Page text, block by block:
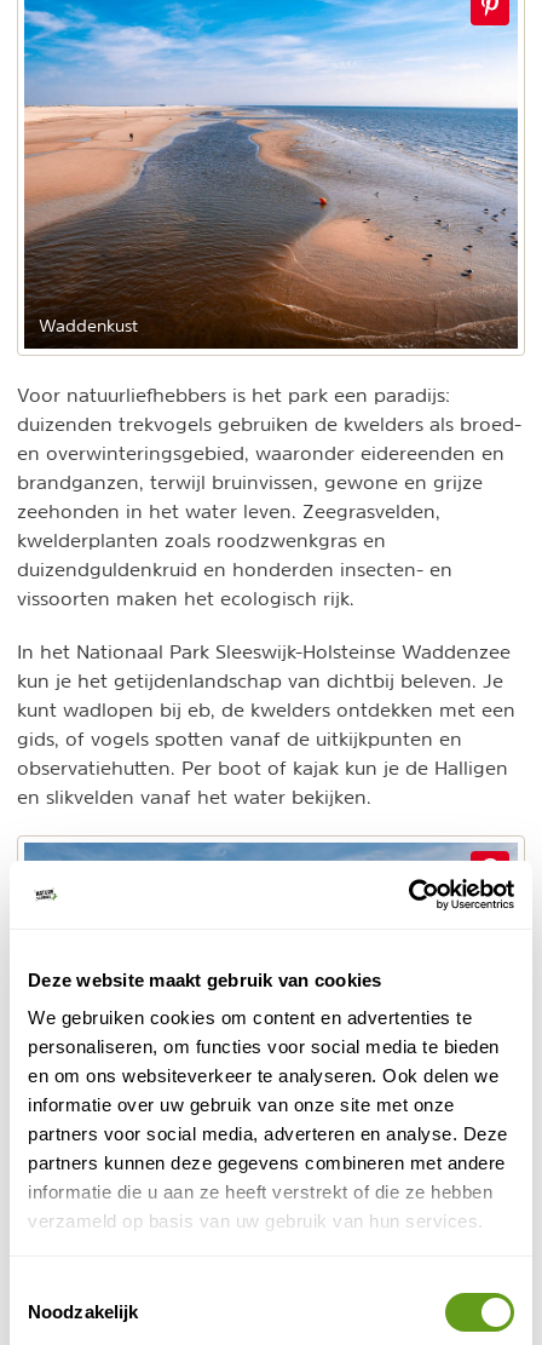
Deze website maakt gebruik van cookies
We gebruiken cookies om content en advertenties te
personaliseren, om functies voor social media te bieden
en om ons websiteverkeer te analyseren. Ook delen we
informatie over uw gebruik van onze site met onze
partners voor social media, adverteren en analyse. Deze
partners kunnen deze gegevens combineren met andere
informatie die u aan ze heeft verstrekt of die ze hebben
verzameld op basis van uw gebruik van hun services.
Noodzakelijk
Waddenkust
Voor natuurliefhebbers is het park een paradijs:
duizenden trekvogels gebruiken de kwelders als broed-
en overwinteringsgebied, waaronder eidereenden en
brandganzen, terwijl bruinvissen, gewone en grijze
zeehonden in het water leven. Zeegrasvelden,
kwelderplanten zoals roodzwenkgras en
duizendguldenkruid en honderden insecten- en
vissoorten maken het ecologisch rijk.
In het Nationaal Park Sleeswijk-Holsteinse Waddenzee
kun je het getijdenlandschap van dichtbij beleven. Je
kunt wadlopen bij eb, de kwelders ontdekken met een
gids, of vogels spotten vanaf de uitkijkpunten en
observatiehutten. Per boot of kajak kun je de Halligen
en slikvelden vanaf het water bekijken.
Wadlopen
brede stranden, uitgestrekte duinen en kwelders.